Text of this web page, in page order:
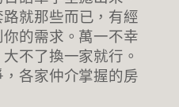
就那些而已，有經
的需求。萬一不幸
不了換一家就行。
各家仲介掌握的房